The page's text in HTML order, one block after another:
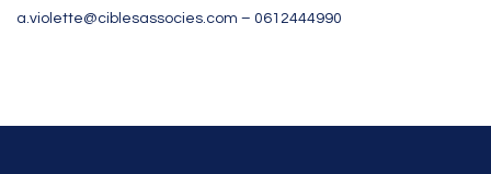
a.violette@ciblesassocies.com – 0612444990